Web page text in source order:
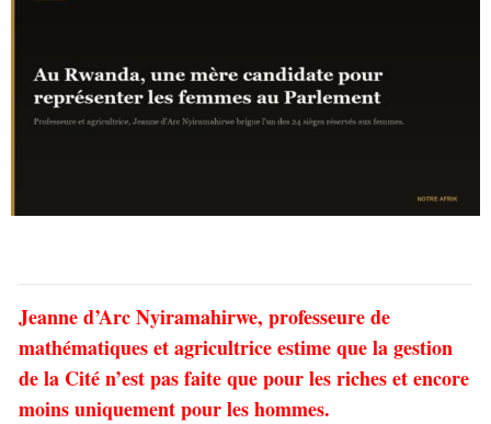
Jeanne d’Arc Nyiramahirwe, professeure de
mathématiques et agricultrice estime que la gestion
de la Cité n’est pas faite que pour les riches et encore
moins uniquement pour les hommes.